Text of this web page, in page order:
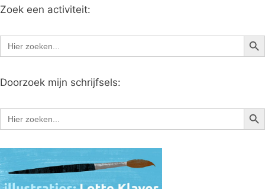
Zoek een activiteit:
Zoek
naar:
Doorzoek mijn schrijfsels:
Zoek
naar: